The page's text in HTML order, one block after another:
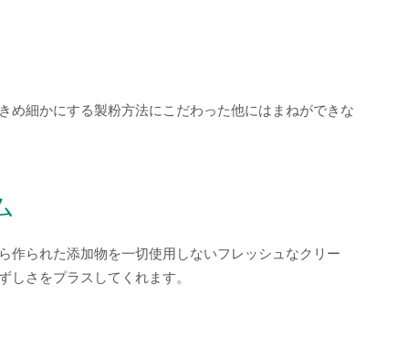
め細かにする製粉方法にこだわった他にはまねができな
作られた添加物を一切使用しないフレッシュなクリー
しさをプラスしてくれます。